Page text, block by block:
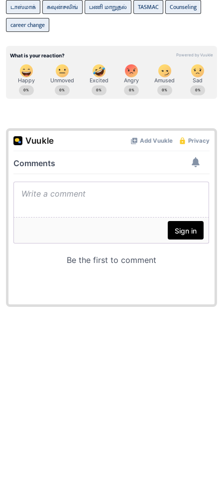
டாஸ்மாக் கவுன்சலிங் பணி மாறுதல் TASMAC
Counseling
career change